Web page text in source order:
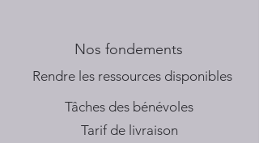
Nos fondements
​Rendre les ressources disponibles
Tâches des bénévoles
Tarif de livraison